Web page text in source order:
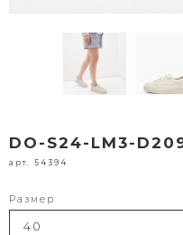
DO-S24-LM3-
арт. 54394
Размер